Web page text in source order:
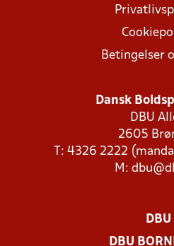
Betingelser
Dansk
DBU
2605
T: 4326 2222
M:
DBU
DBU